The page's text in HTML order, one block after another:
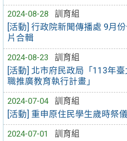
2024-08-28
訓育組
[活動] 行政院新聞傳播處 9月
片合輯
2024-08-23
訓育組
[活動] 北市府民政局「113年
職推廣教育執行計畫」
2024-07-04
訓育組
[活動] 重申原住民學生歲時祭
2024-07-01
訓育組